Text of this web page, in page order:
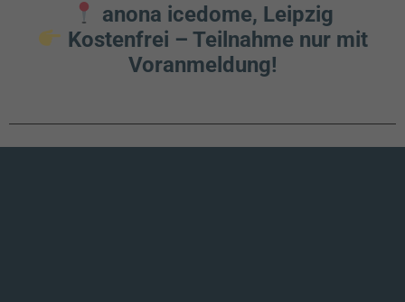
anona icedome, Leipzig
Kostenfrei – Teilnahme nur mit
Voranmeldung!